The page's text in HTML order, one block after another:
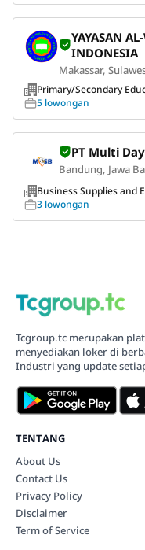
YAYASAN
INDONESIA
Makassar,
Primary/Secondary
5 lowongan
PT Multi
Bandung, Jawa
Business Supplies and
3 lowongan
Tcgroup.tc merupakan
menyediakan loker di
Industri yang update
TENTANG
About Us
Contact Us
Privacy Policy
Disclaimer
Term of Service